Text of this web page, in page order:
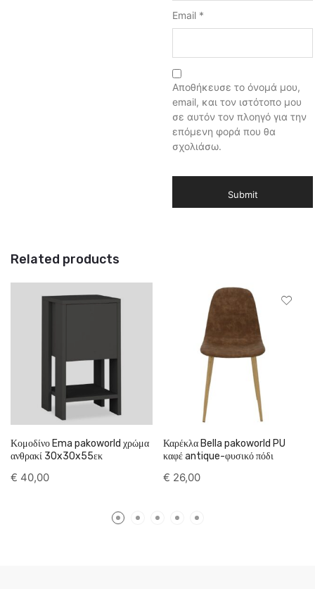
Email *
Αποθήκευσε το όνομά μου,
email, και τον ιστότοπο μου
σε αυτόν τον πλοηγό για την
επόμενη φορά που θα
σχολιάσω.
Related products
Κομοδίνο Ema pakoworld χρώμα
ανθρακί 30x30x55εκ
€ 40,00
Καρέκλα Bella pakoworld PU
καφέ antique-φυσικό πόδι
€ 26,00